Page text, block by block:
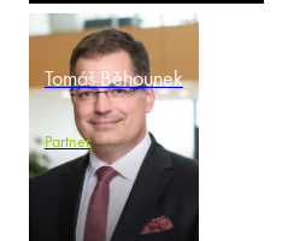
Tomáš Běhounek
Partner